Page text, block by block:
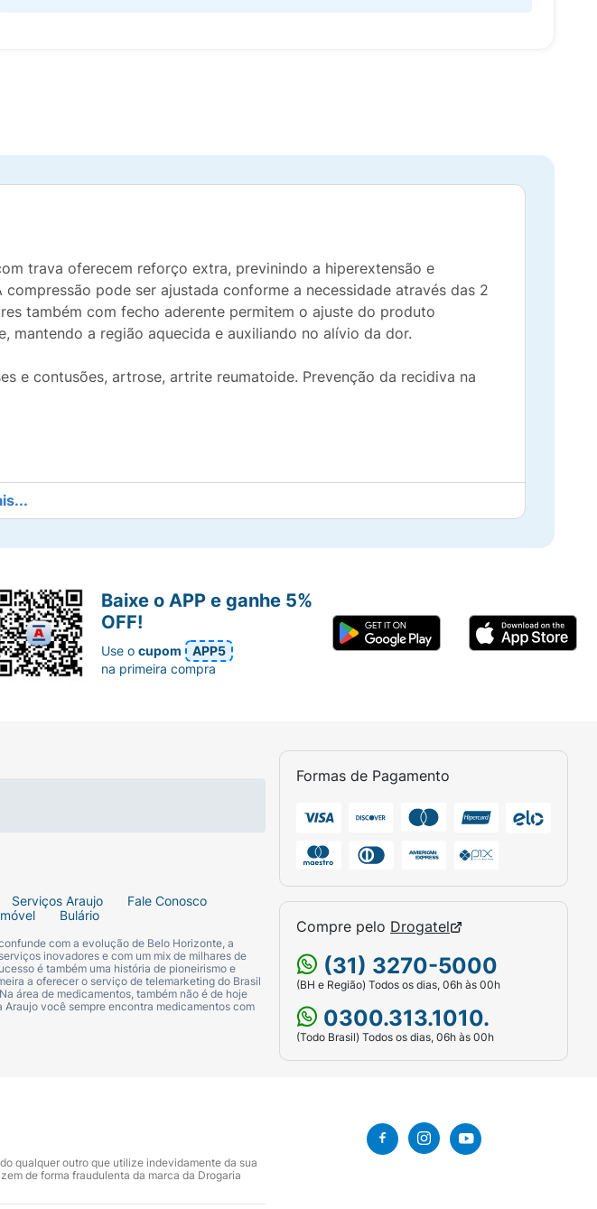
trava oferecem reforço extra, previnindo a hiperextensão e
pode ser ajustada conforme a necessidade através das 2
também com fecho aderente permitem o ajuste do produto
mantendo a região aquecida e auxiliando no alívio da dor.
e contusões, artrose, artrite reumatoide. Prevenção da recidiva na
Serviços Araujo
Fale Conosco
Bulário
com a evolução de Belo Horizonte, a
inovadores e com um mix de milhares de
é também uma história de pioneirismo e
a oferecer o serviço de telemarketing do Brasil
área de medicamentos, também não é de hoje
Araujo você sempre encontra medicamentos com
Formas de Pagamento
Compre pelo Drogatel
(31) 3270-5000
(BH e Região) Todos os dias, 06h às 00h
0300.313.1010.
(Todo Brasil) Todos os dias, 06h às 00h
Baixe o APP e ganhe 5%
OFF!
Use ocupom
APP5
na primeira compra
qualquer outro que utilize indevidamente da sua
de forma fraudulenta da marca da Drogaria